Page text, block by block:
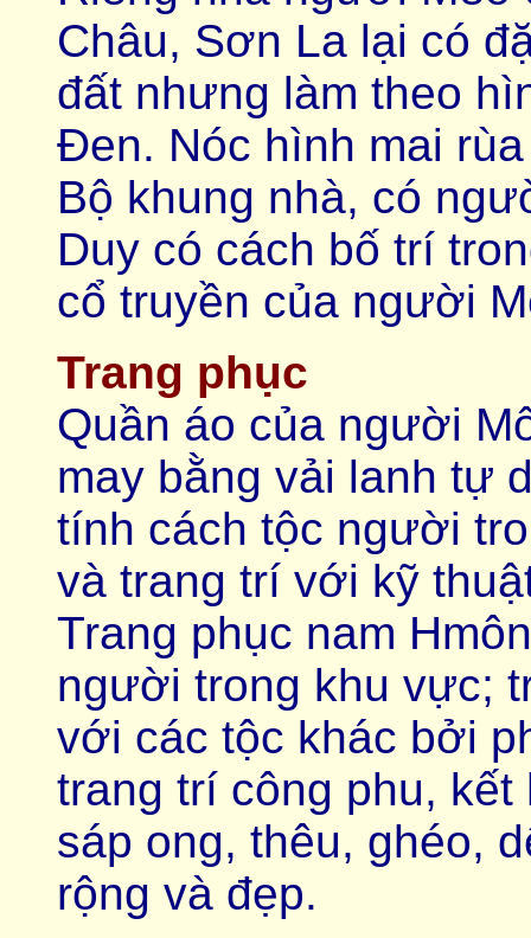
Châu, Sơn La lại có
đất nhưng làm theo
Đen. Nóc hình mai
Bộ khung nhà, có
Duy có cách bố trí
cổ truyền của người
Trang phục
Quần áo của người
may bằng vải lanh tự
tính cách tộc người
và trang trí với kỹ
Trang phục nam
người trong khu vực;
với các tộc khác bởi
trang trí công phu,
sáp ong, thêu, ghéo,
rộng và đẹp.